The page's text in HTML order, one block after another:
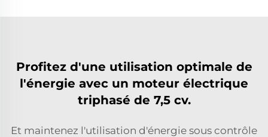
Profitez d'une utilisation optimale de
l'énergie avec un moteur électrique
triphasé de 7,5 cv.
Et maintenez l'utilisation d'énergie sous contrôle